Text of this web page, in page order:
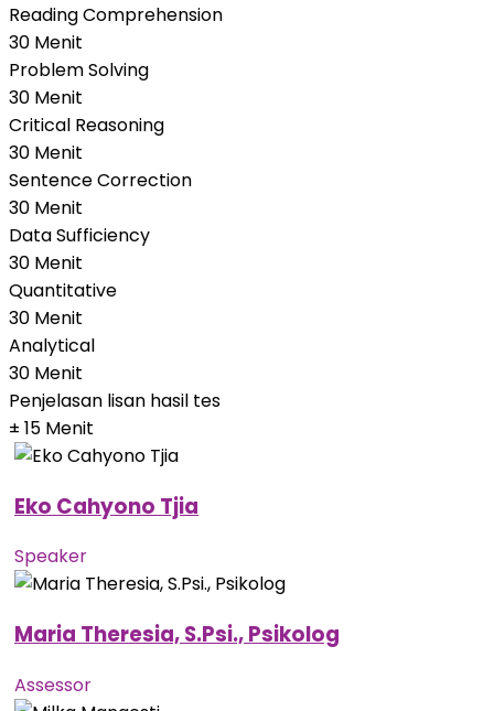
Reading Comprehension
30 Menit
Problem Solving
30 Menit
Critical Reasoning
30 Menit
Sentence Correction
30 Menit
Data Sufficiency
30 Menit
Quantitative
30 Menit
Analytical
30 Menit
Penjelasan lisan hasil tes
± 15 Menit
Eko Cahyono Tjia
Speaker
Maria Theresia, S.Psi., Psikolog
Assessor